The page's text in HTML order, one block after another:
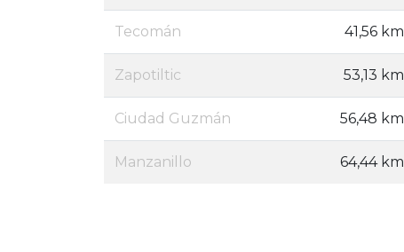
Tecomán 41,56 km
Zapotiltic 53,13 km
Ciudad Guzmán 56,48 km
Manzanillo 64,44 km